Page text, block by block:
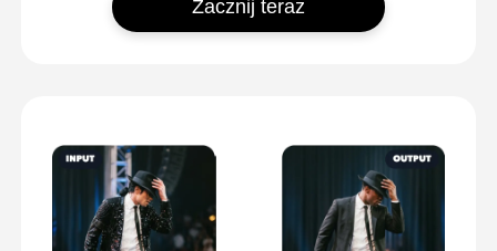
Zacznij teraz